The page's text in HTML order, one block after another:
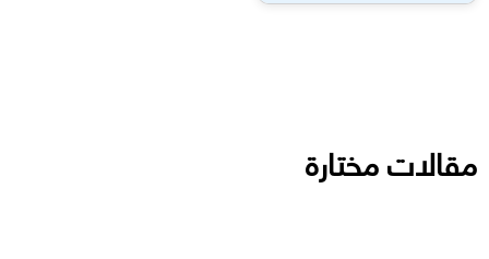
مقالات مختارة